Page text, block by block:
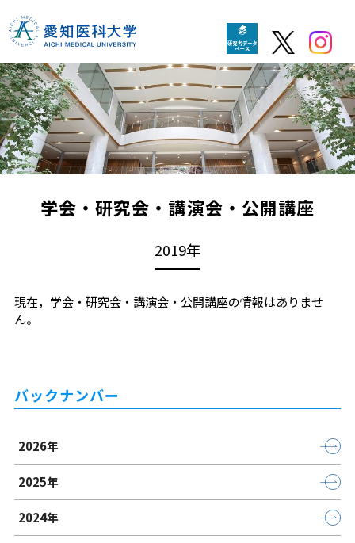
学会・研究会・講演会・公開講座
2019年
現在，学会・研究会・講演会・公開講座の情報はありませ
ん。
バックナンバー
2026年
2025年
2024年